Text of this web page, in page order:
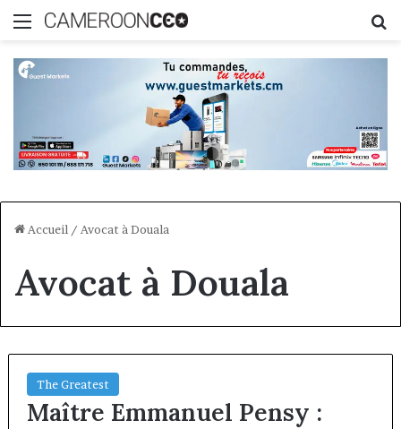
Menu
Accueil / Avocat à Douala
Avocat à Douala
The Greatest
Maître Emmanuel Pensy :